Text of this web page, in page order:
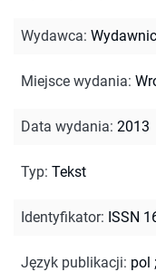
Wydawca:
Miejsce wydania:
Data wydania: 2013
Typ: Tekst
Identyfikator: ISSN
Język publikacji: pol ;